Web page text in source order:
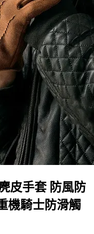
皮手套 防風防
機騎士防滑觸